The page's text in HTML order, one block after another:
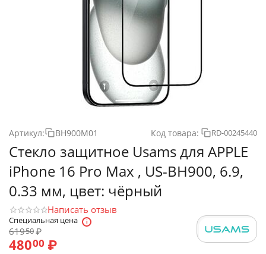
Артикул: BH900M01 Код товара: RD-00245440
Стекло защитное Usams для APPLE
iPhone 16 Pro Max , US-BH900, 6.9,
0.33 мм, цвет: чёрный
Написать отзыв
Специальная цена
61950₽
48000 ₽